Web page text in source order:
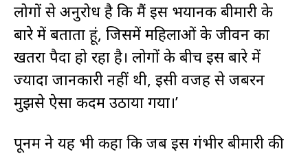
लोगों से अनुरोध है कि मैं इस भयानक बीमारी के
बारे में बताता हूं, जिसमें महिलाओं के जीवन का
खतरा पैदा हो रहा है। लोगों के बीच इस बारे में
ज्यादा जानकारी नहीं थी, इसी वजह से जबरन
मुझसे ऐसा कदम उठाया गया।’
पूनम ने यह भी कहा कि जब इस गंभीर बीमारी की